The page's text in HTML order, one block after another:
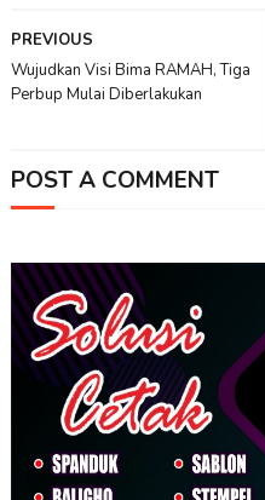
PREVIOUS
Wujudkan Visi Bima RAMAH, Tiga
Perbup Mulai Diberlakukan
POST A COMMENT